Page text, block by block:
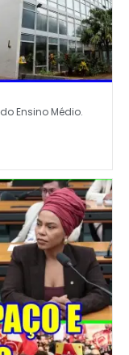
Ensino Médio.